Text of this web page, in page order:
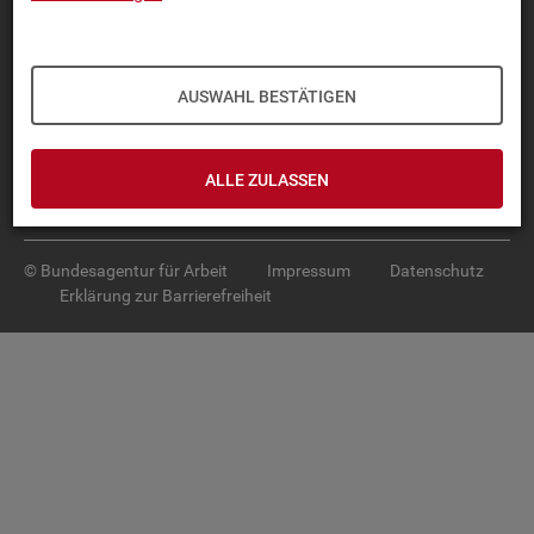
AUSWAHL BESTÄTIGEN
ALLE ZULASSEN
TOP-PRO­DUK­TE
SER­VICE
© Bundesagentur für Arbeit Impressum
Datenschutz
Erklärung zur Barrierefreiheit